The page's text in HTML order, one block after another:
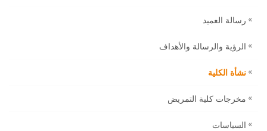
رسالة العميد
الرؤية والرسالة والأهداف
نشأة الكلية
مخرجات كلية التمريض
السياسات